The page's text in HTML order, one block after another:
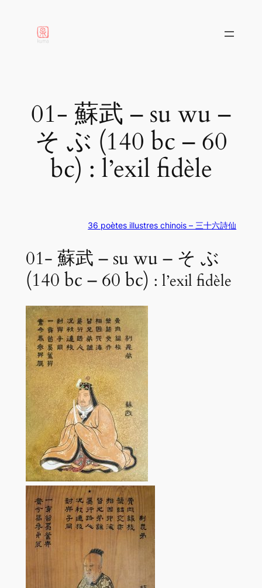
contenu
01- 蘇武 – su wu –
そ ぶ (140 bc – 60
bc) : l’exil fidèle
36 poètes illustres chinois – 三十六詩仙
01- 蘇武 – su wu – そ ぶ
(140 bc – 60 bc) : l’exil fidèle